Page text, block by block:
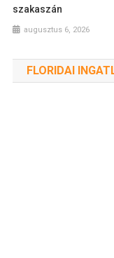
szakaszán
augusztus 6, 2026
FLORIDAI